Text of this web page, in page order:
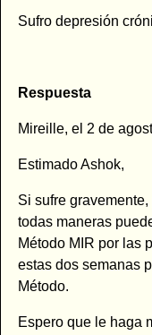
Sufro depresión
Respuesta
Mireille, el 2 de
Estimado Ashok,
Si sufre
todas maneras
Método MIR por las
estas dos semanas
Método.
Espero que le haga